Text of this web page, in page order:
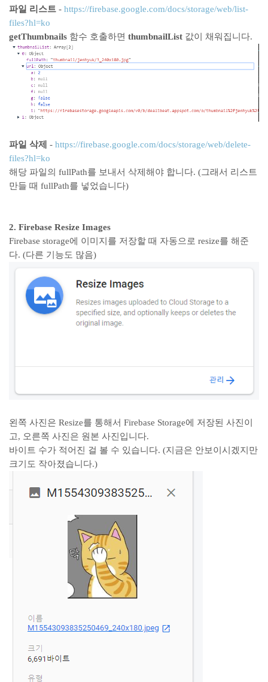
파일 리스트 - https://firebase.google.com/docs/storage/web/list-
files?hl=ko
getThumbnails 함수 호출하면 thumbnailList 값이 채워집니다.
파일 삭제 - https://firebase.google.com/docs/storage/web/delete-
files?hl=ko
해당 파일의 fullPath를 보내서 삭제해야 합니다. (그래서 리스트
만들 때 fullPath를 넣었습니다)
2. Firebase Resize Images
Firebase storage에 이미지를 저장할 때 자동으로 resize를 해준
다. (다른 기능도 많음)
왼쪽 사진은 Resize를 통해서 Firebase Storage에 저장된 사진이
고, 오른쪽 사진은 원본 사진입니다.
바이트 수가 적어진 걸 볼 수 있습니다. (지금은 안보이시겠지만
크기도 작아졌습니다.)